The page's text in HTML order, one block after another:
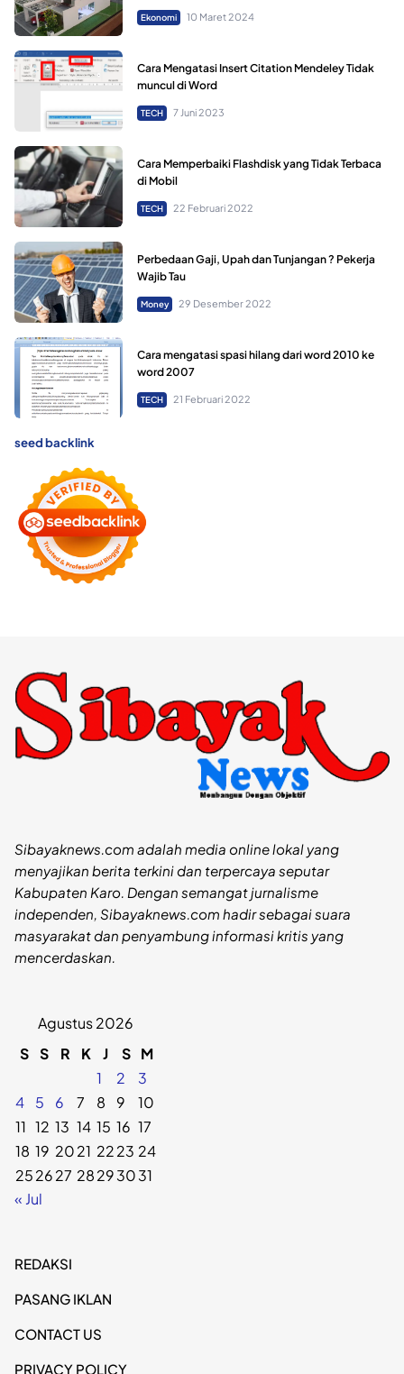
Ekonomi 10 Maret 2024
Cara Mengatasi Insert Citation Mendeley Tidak
muncul di Word
TECH 7 Juni 2023
Cara Memperbaiki Flashdisk yang Tidak Terbaca
di Mobil
TECH 22 Februari 2022
Perbedaan Gaji, Upah dan Tunjangan ? Pekerja
Wajib Tau
Money 29 Desember 2022
Cara mengatasi spasi hilang dari word 2010 ke
word 2007
TECH 21 Februari 2022
seed backlink
Sibayaknews.com adalah media online lokal yang
menyajikan berita terkini dan terpercaya seputar
Kabupaten Karo. Dengan semangat jurnalisme
independen, Sibayaknews.com hadir sebagai suara
masyarakat dan penyambung informasi kritis yang
mencerdaskan.
Agustus 2026
S S R K J S M
1
2
3
4
5 6 7 8 9
10
11 12 13 14 15 16 17
18 19 2021 2223 24
252627 28293031
« Jul
REDAKSI
PASANG IKLAN
CONTACT US
PRIVACY POLICY